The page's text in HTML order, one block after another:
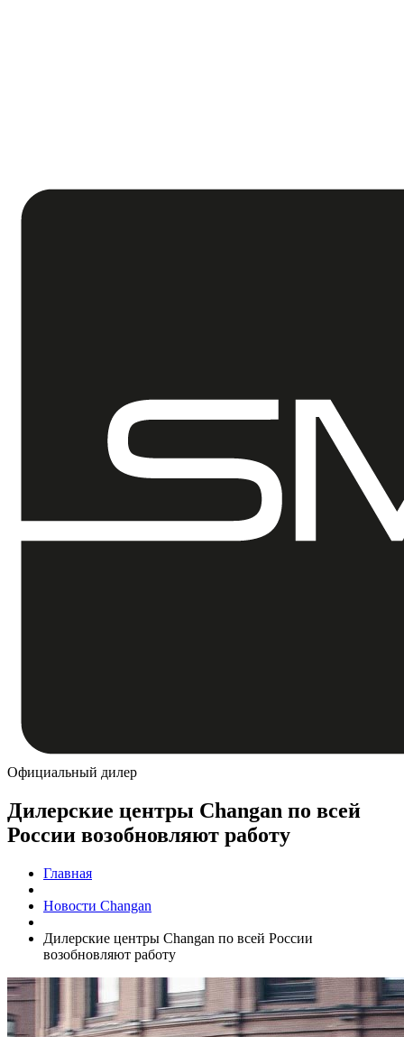
Официальный дилер
Дилерские центры Changan по всей
России возобновляют работу
Главная
Новости Changan
Дилерские центры Changan по всей России
возобновляют работу